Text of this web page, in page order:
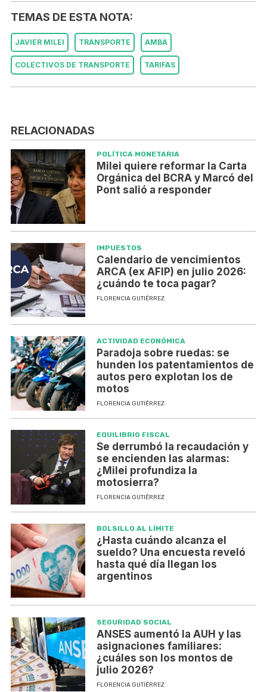
TEMAS DE ESTA NOTA:
JAVIER MILEI TRANSPORTE AMBA
COLECTIVOS DE TRANSPORTE TARIFAS
RELACIONADAS
POLÍTICA MONETARIA
Milei quiere reformar la Carta
Orgánica del BCRA y Marcó del
Pont salió a responder
IMPUESTOS
Calendario de vencimientos
ARCA (ex AFIP) en julio 2026:
¿cuándo te toca pagar?
FLORENCIA GUTIÉRREZ
ACTIVIDAD ECONÓMICA
Paradoja sobre ruedas: se
hunden los patentamientos de
autos pero explotan los de
motos
FLORENCIA GUTIÉRREZ
EQUILIBRIO FISCAL
Se derrumbó la recaudación y
se encienden las alarmas:
¿Milei profundiza la
motosierra?
FLORENCIA GUTIÉRREZ
BOLSILLO AL LÍMITE
¿Hasta cuándo alcanza el
sueldo? Una encuesta reveló
hasta qué día llegan los
argentinos
SEGURIDAD SOCIAL
ANSES aumentó la AUH y las
asignaciones familiares:
¿cuáles son los montos de
julio 2026?
FLORENCIA GUTIÉRREZ